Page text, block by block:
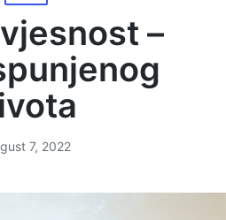
in
–
7, 2022